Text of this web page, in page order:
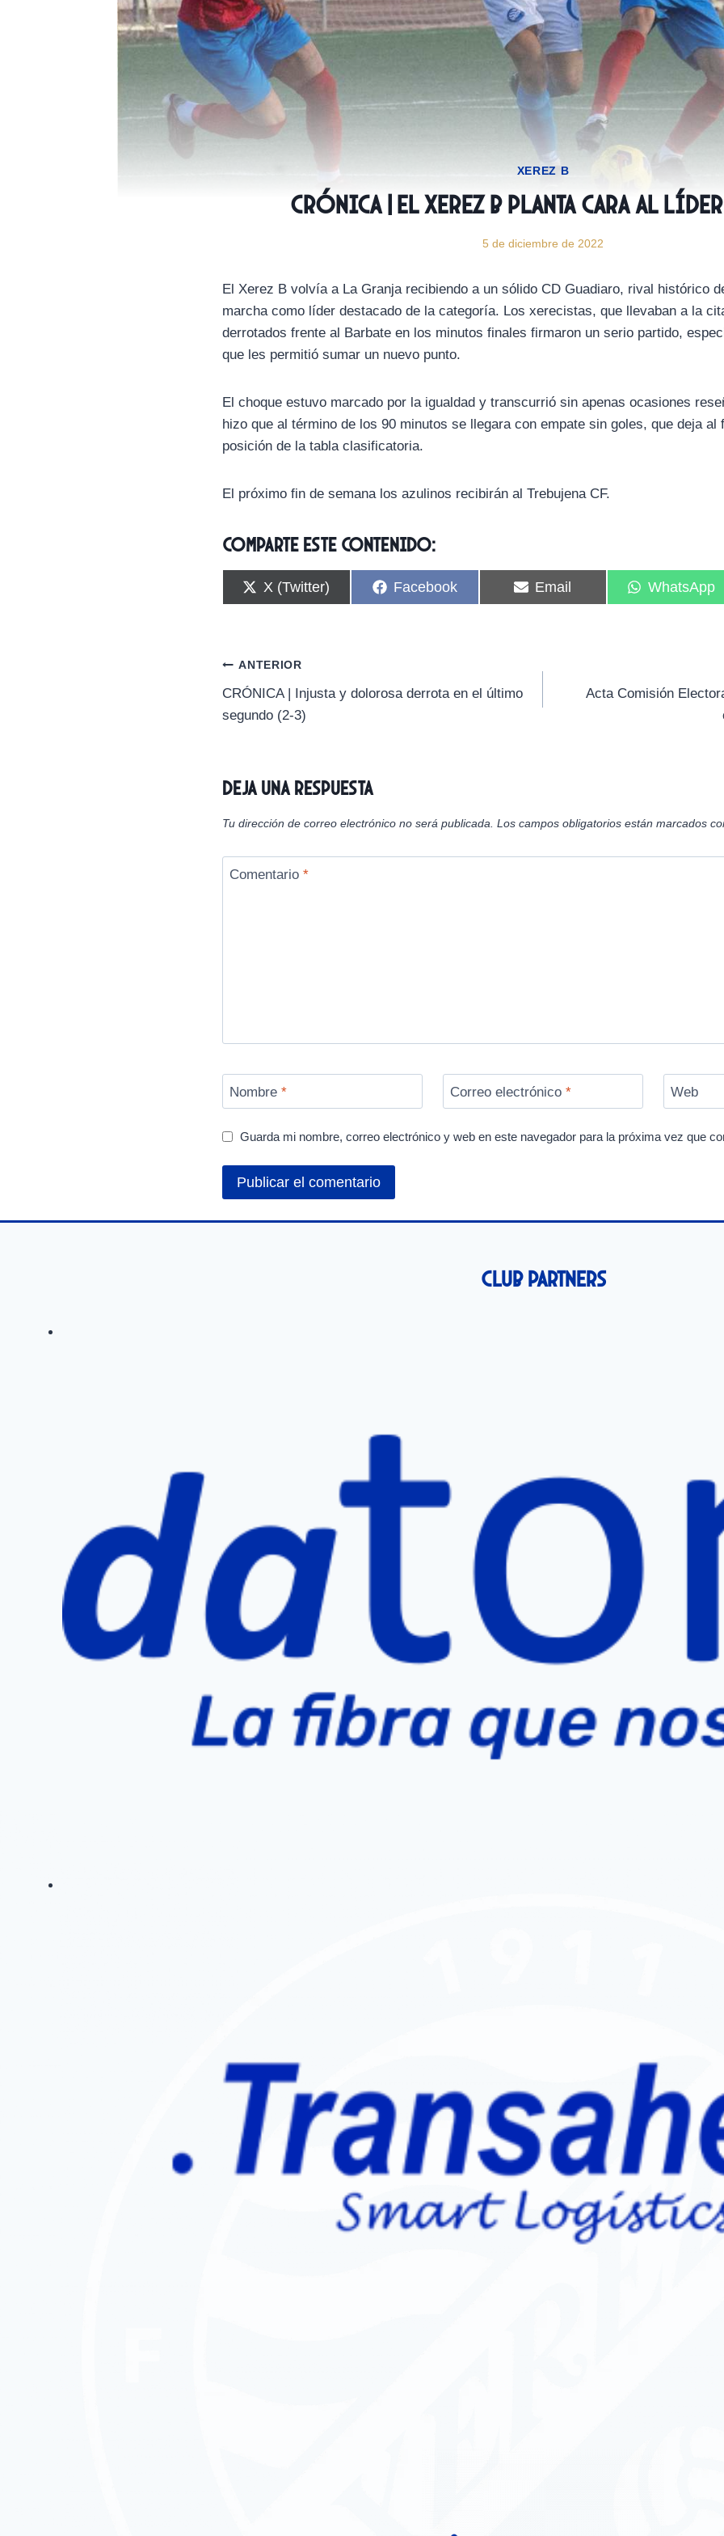
XEREZ B
CRÓNICA | El Xerez B planta cara al
5 de diciembre de 2022
El Xerez B volvía a La Granja recibiendo a un sólido CD Guadiaro, rival histórico
marcha como líder destacado de la categoría. Los xerecistas, que llevaban a la
derrotados frente al Barbate en los minutos finales firmaron un serio partido,
que les permitió sumar un nuevo punto.
El choque estuvo marcado por la igualdad y transcurrió sin apenas ocasiones
hizo que al término de los 90 minutos se llegara con empate sin goles, que deja al
posición de la tabla clasificatoria.
El próximo fin de semana los azulinos recibirán al Trebujena CF.
Comparte este contenido:
C
o
r
t
i
r
e
X (Twitter)
C
o
i
r
Facebook
C
o
Email
C
o
i
r
WhatsApp
Navegación
de
ANTERIOR
CRÓNICA | Injusta y dolorosa derrota en el último
segundo (2-3)
Acta Comisión
Deja una respuesta
Tu dirección de correo electrónico no será publicada. Los campos obligatorios están marcados
Comentario *
Nombre * Correo electrónico * Web
Guarda mi nombre, correo electrónico y web en este navegador para la próxima vez que
Club Partners